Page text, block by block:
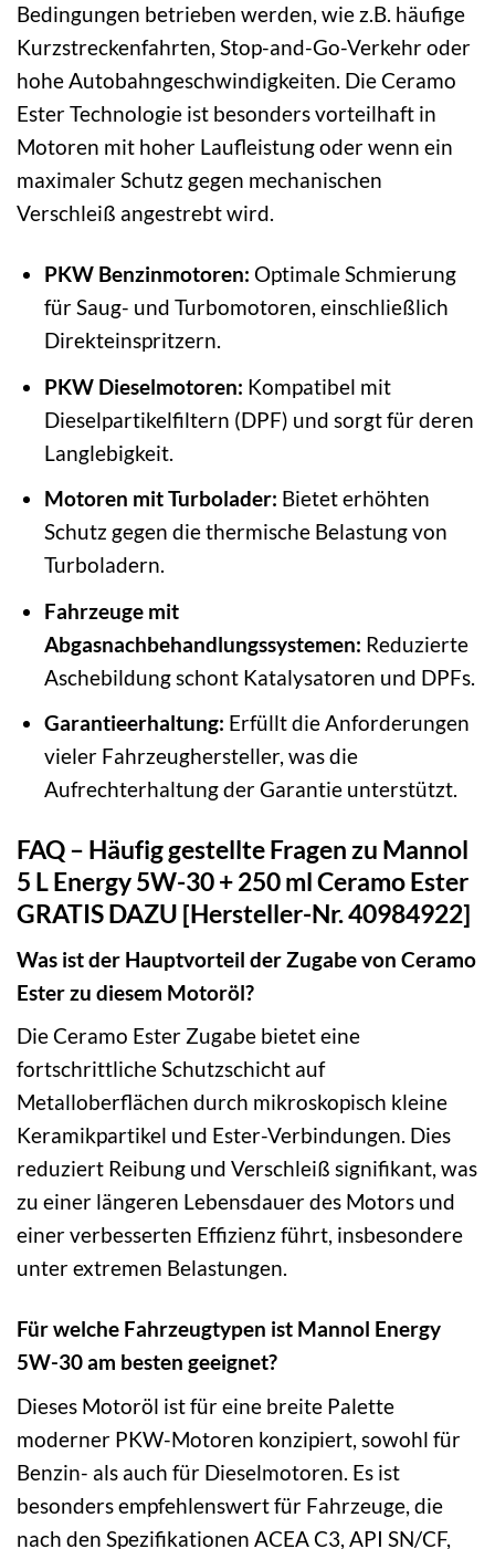
Bedingungen betrieben werden, wie z.B. häufige
Kurzstreckenfahrten, Stop-and-Go-Verkehr oder
hohe Autobahngeschwindigkeiten. Die Ceramo
Ester Technologie ist besonders vorteilhaft in
Motoren mit hoher Laufleistung oder wenn ein
maximaler Schutz gegen mechanischen
Verschleiß angestrebt wird.
PKW Benzinmotoren: Optimale Schmierung
für Saug- und Turbomotoren, einschließlich
Direkteinspritzern.
PKW Dieselmotoren: Kompatibel mit
Dieselpartikelfiltern (DPF) und sorgt für deren
Langlebigkeit.
Motoren mit Turbolader: Bietet erhöhten
Schutz gegen die thermische Belastung von
Turboladern.
Fahrzeuge mit
Abgasnachbehandlungssystemen: Reduzierte
Aschebildung schont Katalysatoren und DPFs.
Garantieerhaltung: Erfüllt die Anforderungen
vieler Fahrzeughersteller, was die
Aufrechterhaltung der Garantie unterstützt.
FAQ – Häufig gestellte Fragen zu Mannol
5 L Energy 5W-30 + 250 ml Ceramo Ester
GRATIS DAZU [Hersteller-Nr. 40984922]
Was ist der Hauptvorteil der Zugabe von Ceramo
Ester zu diesem Motoröl?
Die Ceramo Ester Zugabe bietet eine
fortschrittliche Schutzschicht auf
Metalloberflächen durch mikroskopisch kleine
Keramikpartikel und Ester-Verbindungen. Dies
reduziert Reibung und Verschleiß signifikant, was
zu einer längeren Lebensdauer des Motors und
einer verbesserten Effizienz führt, insbesondere
unter extremen Belastungen.
Für welche Fahrzeugtypen ist Mannol Energy
5W-30 am besten geeignet?
Dieses Motoröl ist für eine breite Palette
moderner PKW-Motoren konzipiert, sowohl für
Benzin- als auch für Dieselmotoren. Es ist
besonders empfehlenswert für Fahrzeuge, die
nach den Spezifikationen ACEA C3, API SN/CF,